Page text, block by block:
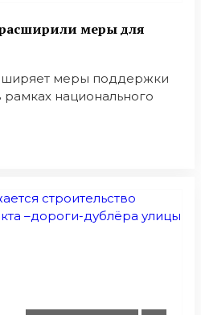
меры для
меры поддержки
национального